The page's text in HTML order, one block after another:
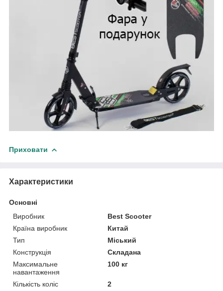
Приховати
Характеристики
Основні
Виробник
Best Scooter
Країна виробник
Китай
Тип
Міський
Конструкція
Складана
Максимальне
навантаження
100 кг
Кількість коліс
2